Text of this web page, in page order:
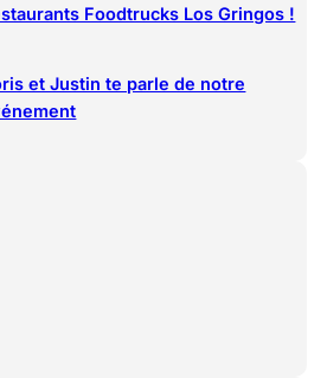
Foodtrucks Los Gringos !
et Justin te parle de notre